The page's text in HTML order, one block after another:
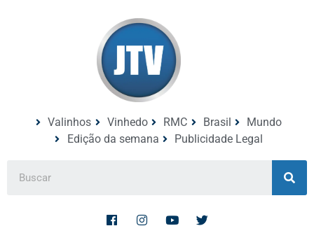
Valinhos Vinhedo RMC Brasil
Mundo
Edição da semana
Publicidade Legal